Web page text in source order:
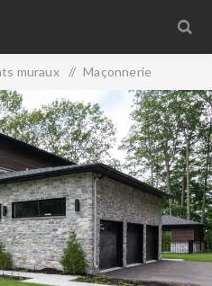
muraux / Maçonnerie